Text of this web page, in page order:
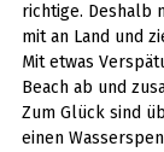
richtige. Deshalb
mit an Land und
Mit etwas
Beach ab und
Zum Glück sind
einen